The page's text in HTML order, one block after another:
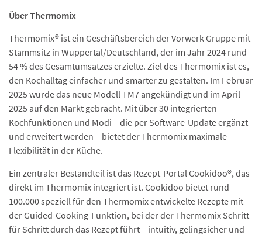
Über Thermomix
Thermomix® ist ein Geschäftsbereich der Vorwerk Gruppe mit
Stammsitz in Wuppertal/Deutschland, der im Jahr 2024 rund
54 % des Gesamtumsatzes erzielte. Ziel des Thermomix ist es,
den Kochalltag einfacher und smarter zu gestalten. Im Februar
2025 wurde das neue Modell TM7 angekündigt und im April
2025 auf den Markt gebracht. Mit über 30 integrierten
Kochfunktionen und Modi – die per Software-Update ergänzt
und erweitert werden – bietet der Thermomix maximale
Flexibilität in der Küche.
Ein zentraler Bestandteil ist das Rezept-Portal Cookidoo®, das
direkt im Thermomix integriert ist. Cookidoo bietet rund
100.000 speziell für den Thermomix entwickelte Rezepte mit
der Guided-Cooking-Funktion, bei der der Thermomix Schritt
für Schritt durch das Rezept führt – intuitiv, gelingsicher und